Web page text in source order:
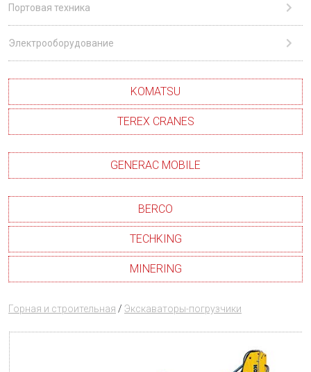
Портовая техника
Электрооборудование
KOMATSU
TEREX CRANES
GENERAC MOBILE
BERCO
TECHKING
MINERING
Горная и строительная / Экскаваторы-погрузчики